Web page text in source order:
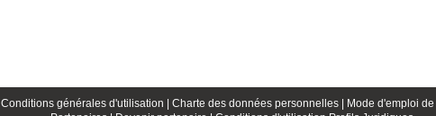
Conditions générales d'utilisation | Charte des données personnelles | Mode d'emploi de